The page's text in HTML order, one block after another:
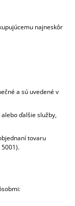
najneskôr
a sú uvedené v
ďalšie služby,
tovaru